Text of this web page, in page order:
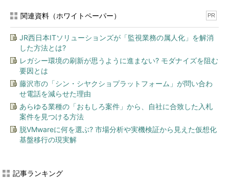
関連資料（ホワイトペーパー） PR
JR西日本ITソリューションズが「監視業務の属人化」を解消
した方法とは?
レガシー環境の刷新が思うように進まない? モダナイズを阻む
要因とは
藤沢市の「シン・シヤクショプラットフォーム」が問い合わ
せ電話を減らせた理由
あらゆる業種の「おもしろ案件」から、自社に合致した入札
案件を見つける方法
脱VMwareに何を選ぶ? 市場分析や実機検証から見えた仮想化
基盤移行の現実解
記事ランキング